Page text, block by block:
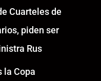
Cuarteles de
piden ser
Rus
la Copa